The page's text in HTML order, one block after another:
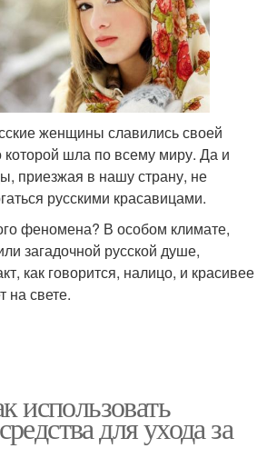
женщины славились своей
которой шла по всему миру. Да и
приезжая в нашу страну, не
русскими красавицами.
феномена? В особом климате,
загадочной русской душе,
как говорится, налицо, и красивее
на свете.
использовать
для ухода за